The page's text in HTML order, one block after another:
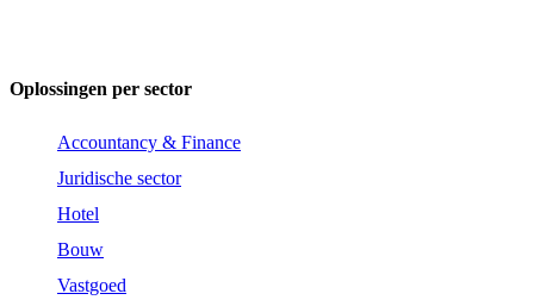
Oplossingen per sector
Accountancy & Finance
Juridische sector
Hotel
Bouw
Vastgoed